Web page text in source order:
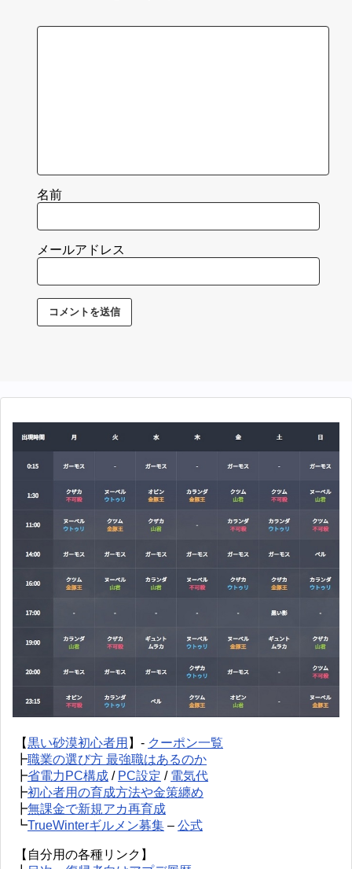
名前
メールアドレス
【黒い砂漠初心者用 】- クーポン一覧
┣職業の選び方 最強職はあるのか
┣省電力PC構成 / PC設定 / 電気代
┣初心者用の育成方法や金策纏め
┣無課金で新規アカ再育成
┗TrueWinterギルメン募集 – 公式
【自分用の各種リンク】